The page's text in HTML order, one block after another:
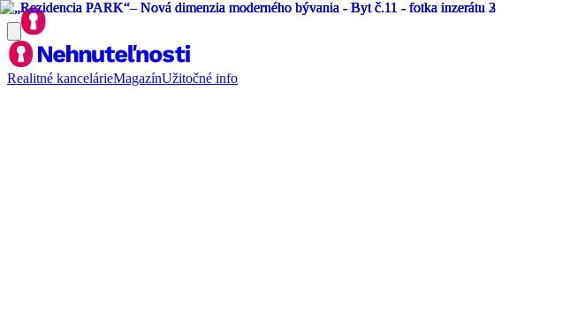
Realitné kancelárieMagazínUžitočné info